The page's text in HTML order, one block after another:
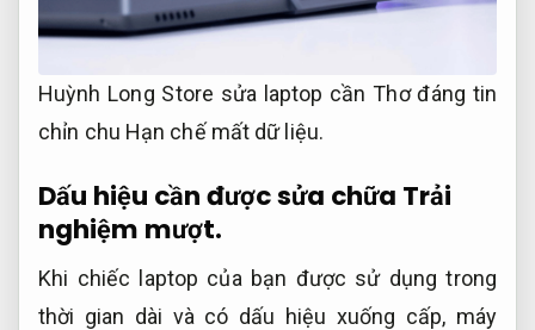
Huỳnh Long Store sửa laptop cần Thơ đáng tin
chỉn chu Hạn chế mất dữ liệu.
Dấu hiệu cần được sửa chữa Trải
nghiệm mượt.
Khi chiếc laptop của bạn được sử dụng trong
thời gian dài và có dấu hiệu xuống cấp, máy